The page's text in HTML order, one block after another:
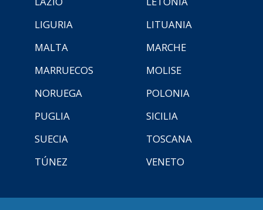
LIGURIA
LITUANIA
MALTA
MARCHE
MARRUECOS
MOLISE
NORUEGA
POLONIA
PUGLIA
SICILIA
SUECIA
TOSCANA
TÚNEZ
VENETO